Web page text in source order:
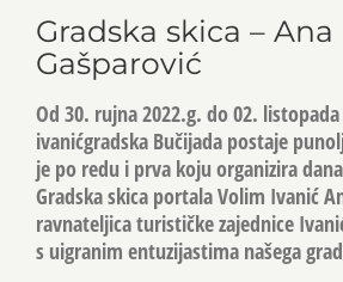
Gradska skica – Ana
Gašparović
Od 30. rujna 2022.g. do 02. listopada
ivanićgradska Bučijada postaje
je po redu i prva koju organizira
Gradska skica portala Volim Ivanić
ravnateljica turističke zajednice
s uigranim entuzijastima našega